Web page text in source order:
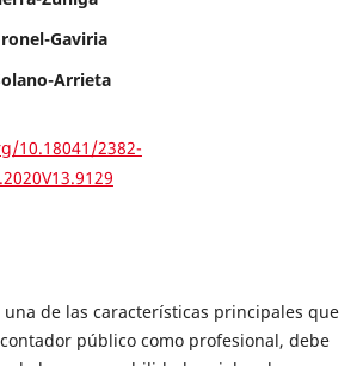
Gaviria
Arrieta
10.18041/2382-
de las características principales que
público como profesional, debe